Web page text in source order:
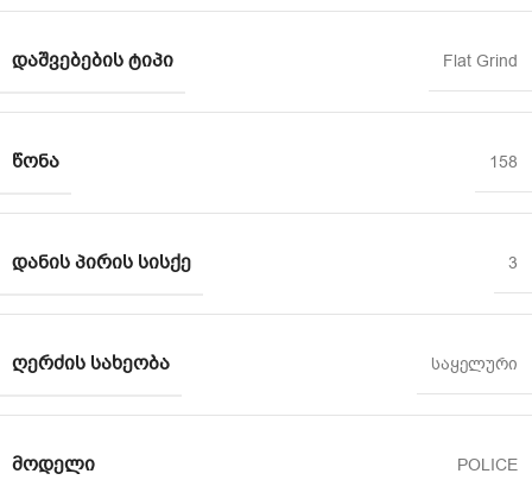
ᲓᲐᲨᲕᲔᲑᲔᲑᲘᲡ ᲢᲘᲞᲘ Flat Grind
ᲬᲝᲜᲐ 158
ᲓᲐᲜᲘᲡ ᲞᲘᲠᲘᲡ ᲡᲘᲡᲥᲔ 3
ᲦᲔᲠᲫᲘᲡ ᲡᲐᲮᲔᲝᲑᲐ საყელური
ᲛᲝᲓᲔᲚᲘ POLICE